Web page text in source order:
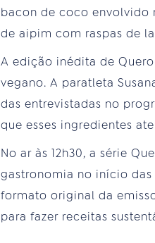
bacon de coco envolvido
de aipim com raspas de
A edição inédita de
vegano. A paratleta
das entrevistadas no
que esses ingredientes
No ar às 12h30, a série
gastronomia no início das
formato original da
para fazer receitas